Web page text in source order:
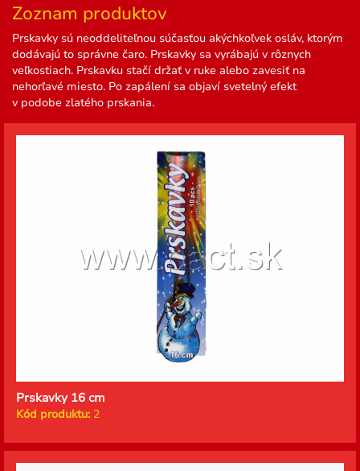
Zoznam produktov
Prskavky sú neoddeliteľnou súčasťou akýchkoľvek osláv, ktorým
dodávajú to správne čaro. Prskavky sa vyrábajú v rôznych
veľkostiach. Prskavku stačí držať v ruke alebo zavesiť na
nehorľavé miesto. Po zapálení sa objaví svetelný efekt
v podobe zlatého prskania.
Prskavky 16 cm
Kód produktu: 2